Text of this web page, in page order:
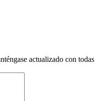
actualizado con todas